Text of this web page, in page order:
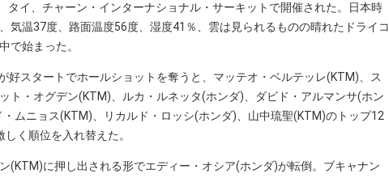
イ、チャーン・インターナショナル・サーキットで開催された。日本時
気温37度、路面温度56度、湿度41％、雲は見られるものの晴れたドライコ
で始まった。
スタートでホールショットを奪うと、マッテオ・ベルテッレ(KTM)、ス
ト・オグデン(KTM)、ルカ・ルネッタ(ホンダ)、ダビド・アルマンサ(ホン
ムニョス(KTM)、リカルド・ロッシ(ホンダ)、山中琉聖(KTM)のトップ12
く順位を入れ替えた。
(KTM)に押し出される形でエディー・オシア(ホンダ)が転倒。ブキャナン